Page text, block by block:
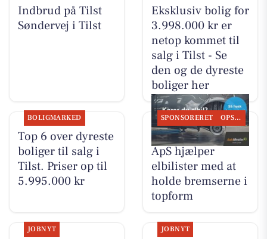
Indbrud på Tilst
Søndervej i Tilst
Eksklusiv bolig for
3.998.000 kr er
netop kommet til
salg i Tilst - Se
den og de dyreste
boliger her
BOLIGMARKED
Top 6 over dyreste
boliger til salg i
Tilst. Priser op til
5.995.000 kr
SPONSORERET OPSLAGSTAVLEN
Tilst Auto Aarhus
ApS hjælper
elbilister med at
holde bremserne i
topform
JOBNYT JOBNYT